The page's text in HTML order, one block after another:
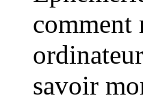
comment
savoir